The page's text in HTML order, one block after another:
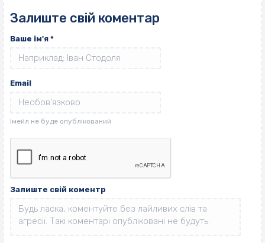
Залиште свій коментар
Ваше ім'я *
Email
Залиште свій коментр